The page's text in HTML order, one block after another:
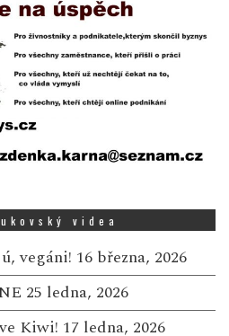
videa
vegáni! 16 března, 2026
25 ledna, 2026
Kiwi! 17 ledna, 2026